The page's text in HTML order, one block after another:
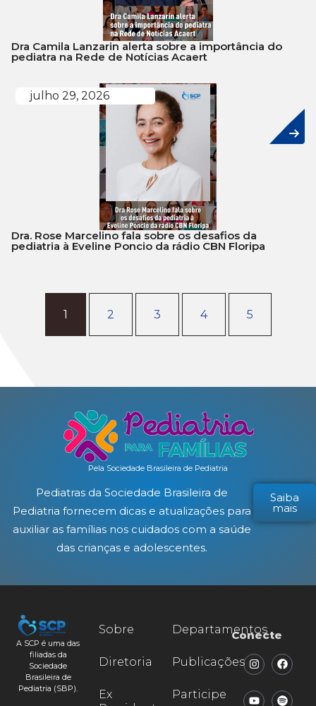
Dra Camila Lanzarin alerta sobre a importância do
pediatra na Rede de Notícias Acaert
julho 29, 2026
Dra. Rose Marcelino fala sobre os desafios da
pediatria à Eveline Poncio da rádio CBN Floripa
1 2 3 4 5
Pela Sociedade Brasileira de Pediatria
Pediatras da Sociedade Brasileira de
Pediatria fornecem dicas e atualizações para
auxiliar as famílias nos cuidados com a saúde
das crianças e adolescentes.
Saiba
mais
A SCP é uma das
filiadas da
Sociedade
Brasileira de
Pediatria (SBP).
Sobre
Diretoria
Ex
Departamentos
Publicações
Participe
Conecte